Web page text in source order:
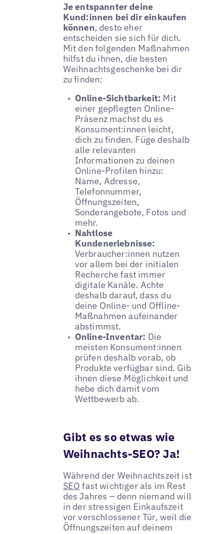
Je entspannter deine
Kund:innen bei dir einkaufen
können, desto eher
entscheiden sie sich für dich.
Mit den folgenden Maßnahmen
hilfst du ihnen, die besten
Weihnachtsgeschenke bei dir
zu finden:
Online-Sichtbarkeit: Mit
einer gepflegten Online-
Präsenz machst du es
Konsument:innen leicht,
dich zu finden. Füge deshalb
alle relevanten
Informationen zu deinen
Online-Profilen hinzu:
Name, Adresse,
Telefonnummer,
Öffnungszeiten,
Sonderangebote, Fotos und
mehr.
Nahtlose
Kundenerlebnisse:
Verbraucher:innen nutzen
vor allem bei der initialen
Recherche fast immer
digitale Kanäle. Achte
deshalb darauf, dass du
deine Online- und Offline-
Maßnahmen aufeinander
abstimmst.
Online-Inventar: Die
meisten Konsument:innen
prüfen deshalb vorab, ob
Produkte verfügbar sind. Gib
ihnen diese Möglichkeit und
hebe dich damit vom
Wettbewerb ab.
Gibt es so etwas wie
Weihnachts-SEO? Ja!
Während der Weihnachtszeit ist
SEO fast wichtiger als im Rest
des Jahres – denn niemand will
in der stressigen Einkaufszeit
vor verschlossener Tür, weil die
Öffnungszeiten auf deinem